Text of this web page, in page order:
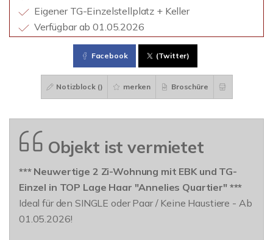
Eigener TG-Einzelstellplatz + Keller
Verfügbar ab 01.05.2026
Facebook (Twitter)
Notizblock () merken Broschüre
Objekt ist vermietet
*** Neuwertige 2 Zi-Wohnung mit EBK und TG-
Einzel in TOP Lage Haar "Annelies Quartier" ***
Ideal für den SINGLE oder Paar / Keine Haustiere - Ab
01.05.2026!